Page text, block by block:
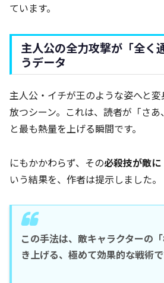
ています。
主人公の全力攻撃が「全く
うデータ
主人公・イチが王のような姿へと
放つシーン。これは、読者が「さあ
と最も熱量を上げる瞬間です。
にもかかわらず、その必殺技が敵に
いう結果を、作者は提示しました。
この手法は、敵キャラクターの
き上げる、極めて効果的な戦術で